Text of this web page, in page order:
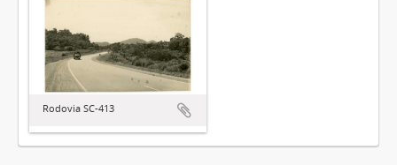
Rodovia SC-413